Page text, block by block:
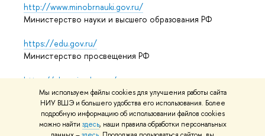
Мы используем файлы cookies для улучшения работы сайта
НИУ ВШЭ и большего удобства его использования. Более
подробную информацию об использовании файлов cookies
можно найти здесь, наши правила обработки персональных
http://www.minobrnauki.gov.ru/
Министерство науки и высшего образования РФ
https://edu.gov.ru/
Министерство просвещения РФ
https://elearning.hse.ru/mooc
Массовые открытые онлайн-курсы